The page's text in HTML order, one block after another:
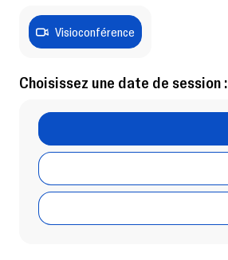
Visioconférence
Choisissez une date de session :